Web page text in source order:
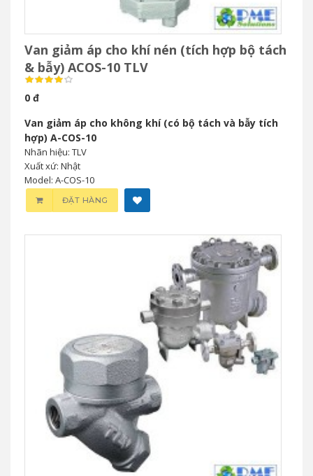
Van giảm áp cho khí nén (tích hợp bộ tách
& bẫy) ACOS-10 TLV
0 đ
Van giảm áp cho không khí (có bộ tách và bẫy tích
hợp) A-COS-10
Nhãn hiệu: TLV
Xuất xứ: Nhật
Model: A-COS-10
ĐẶT HÀNG